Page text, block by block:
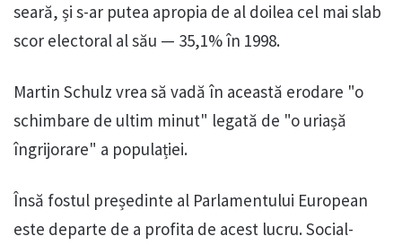
seară, și s-ar putea apropia de al doilea cel mai slab
scor electoral al său — 35,1% în 1998.
Martin Schulz vrea să vadă în această erodare "o
schimbare de ultim minut" legată de "o uriașă
îngrijorare" a populației.
Însă fostul președinte al Parlamentului European
este departe de a profita de acest lucru. Social-